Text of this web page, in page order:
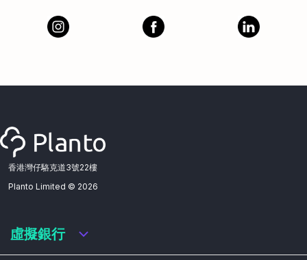
香港灣仔駱克道3號22樓
Planto Limited © 2026
虛擬銀行